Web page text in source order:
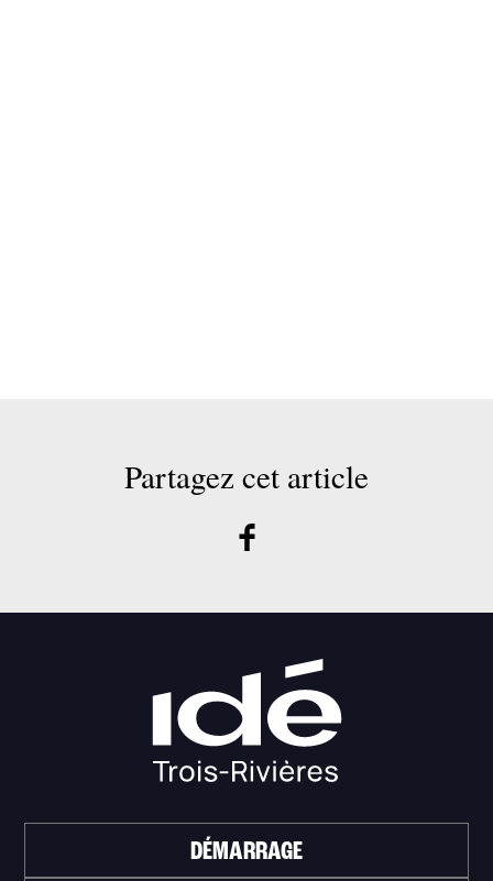
Partagez cet article
DÉMARRAGE